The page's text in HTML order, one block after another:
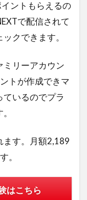
ントもらえるの
で配信されて
クできます。
ミリーアカウン
トが作成できマ
いるのでプラ
ます。月額2,189
。
はこちら